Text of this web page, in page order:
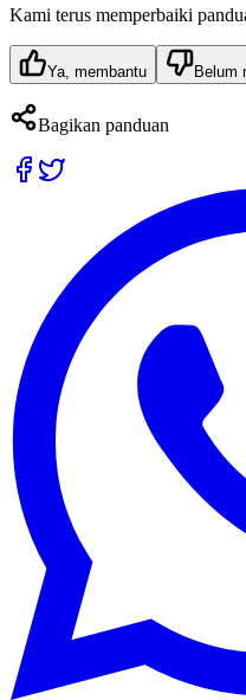
Kami terus memperbaiki
Ya, membantu Belum
Bagikan panduan